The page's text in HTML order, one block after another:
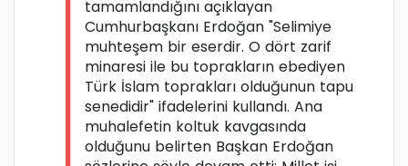
tamamlandığını açıklayan
Cumhurbaşkanı Erdoğan "Selimiye
muhteşem bir eserdir. O dört zarif
minaresi ile bu toprakların ebediyen
Türk İslam toprakları olduğunun tapu
senedidir" ifadelerini kullandı. Ana
muhalefetin koltuk kavgasında
olduğunu belirten Başkan Erdoğan